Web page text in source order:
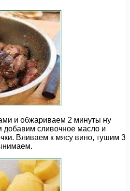
и обжариваем 2 минуты ну
добавим сливочное масло и
Вливаем к мясу вино, тушим 3